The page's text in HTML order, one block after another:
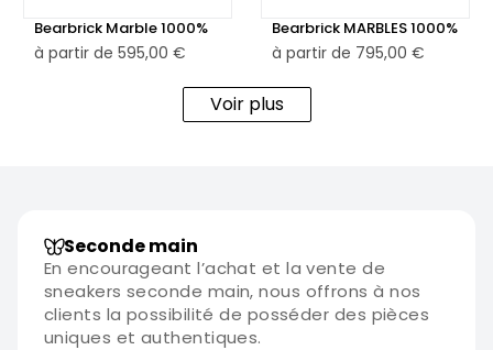
Bearbrick Marble 1000%
à partir de 595,00 €
Bearbrick MARBLES 1000%
à partir de 795,00 €
Voir plus
Seconde main
En encourageant l’achat et la vente de
sneakers seconde main, nous offrons à nos
clients la possibilité de posséder des pièces
uniques et authentiques.